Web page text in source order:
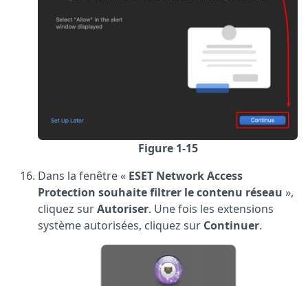
Figure 1-15
Dans la fenêtre « ESET Network Access
Protection souhaite filtrer le contenu réseau »,
cliquez surAutoriser. Une fois les extensions
système autorisées, cliquez sur Continuer.